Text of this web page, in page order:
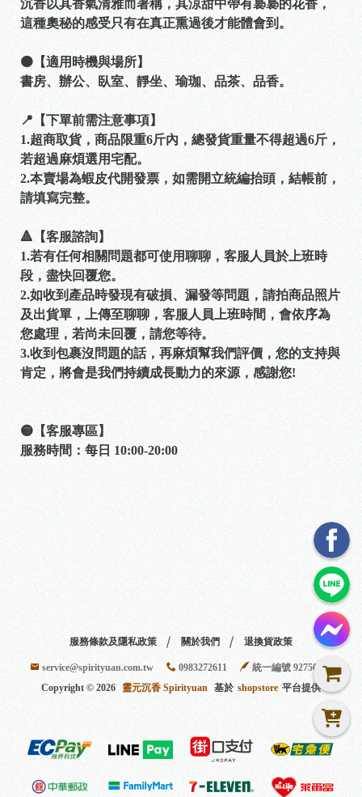
沉香以其香氣清雅而著稱，其涼甜中帶有裊裊的花香，
這種奧秘的感受只有在真正熏過後才能體會到。
🟠【適用時機與場所】
書房、辦公、臥室、靜坐、瑜珈、品茶、品香。
📍【下單前需注意事項】
1.超商取貨，商品限重6斤內，總發貨重量不得超過6斤，
若超過麻煩選用宅配。
2.本賣場為蝦皮代開發票，如需開立統編抬頭，結帳前，
請填寫完整。
🔺【客服諮詢】
1.若有任何相關問題都可使用聊聊，客服人員於上班時
段，盡快回覆您。
2.如收到產品時發現有破損、漏發等問題，請拍商品照片
及出貨單，上傳至聊聊，客服人員上班時間，會依序為
您處理，若尚未回覆，請您等待。
3.收到包裹沒問題的話，再麻煩幫我們評價，您的支持與
肯定，將會是我們持續成長動力的來源，感謝您!
🟡【客服專區】
服務時間：每日 10:00-20:00
服務條款及隱私政策 關於我們 退換貨政策
service@spirityuan.com.tw 0983272611
統一編號 92750401
Copyright © 2026 靈元沉香 Spirityuan 基於 shopstore 平台提供